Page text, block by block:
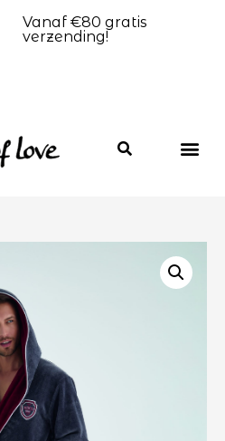
Vanaf €80 gratis
verzending!